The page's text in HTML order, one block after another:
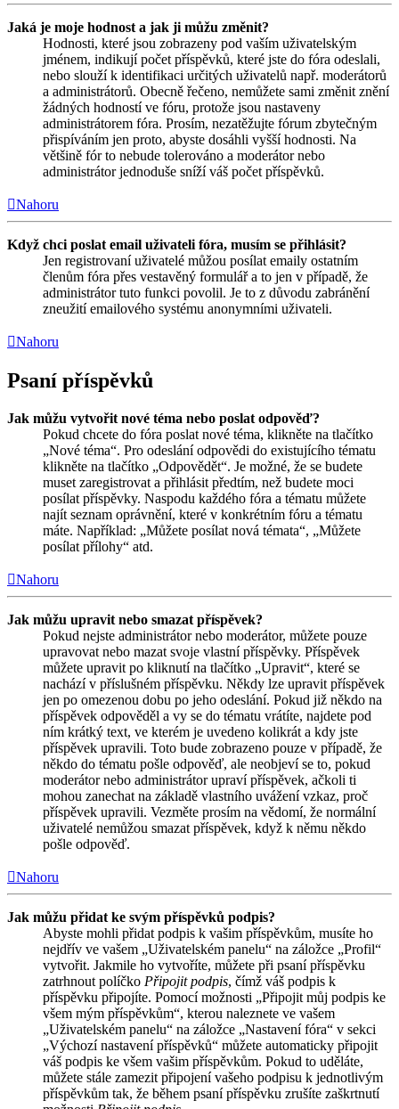
Jaká je moje hodnost a jak ji můžu změnit?
Hodnosti, které jsou zobrazeny pod vaším uživatelským
jménem, indikují počet příspěvků, které jste do fóra odeslali,
nebo slouží k identifikaci určitých uživatelů např. moderátorů
a administrátorů. Obecně řečeno, nemůžete sami změnit znění
žádných hodností ve fóru, protože jsou nastaveny
administrátorem fóra. Prosím, nezatěžujte fórum zbytečným
přispíváním jen proto, abyste dosáhli vyšší hodnosti. Na
většině fór to nebude tolerováno a moderátor nebo
administrátor jednoduše sníží váš počet příspěvků.
Nahoru
Když chci poslat email uživateli fóra, musím se přihlásit?
Jen registrovaní uživatelé můžou posílat emaily ostatním
členům fóra přes vestavěný formulář a to jen v případě, že
administrátor tuto funkci povolil. Je to z důvodu zabránění
zneužití emailového systému anonymními uživateli.
Nahoru
Psaní příspěvků
Jak můžu vytvořit nové téma nebo poslat odpověď?
Pokud chcete do fóra poslat nové téma, klikněte na tlačítko
„Nové téma“. Pro odeslání odpovědi do existujícího tématu
klikněte na tlačítko „Odpovědět“. Je možné, že se budete
muset zaregistrovat a přihlásit předtím, než budete moci
posílat příspěvky. Naspodu každého fóra a tématu můžete
najít seznam oprávnění, které v konkrétním fóru a tématu
máte. Například: „Můžete posílat nová témata“, „Můžete
posílat přílohy“ atd.
Nahoru
Jak můžu upravit nebo smazat příspěvek?
Pokud nejste administrátor nebo moderátor, můžete pouze
upravovat nebo mazat svoje vlastní příspěvky. Příspěvek
můžete upravit po kliknutí na tlačítko „Upravit“, které se
nachází v příslušném příspěvku. Někdy lze upravit příspěvek
jen po omezenou dobu po jeho odeslání. Pokud již někdo na
příspěvek odpověděl a vy se do tématu vrátíte, najdete pod
ním krátký text, ve kterém je uvedeno kolikrát a kdy jste
příspěvek upravili. Toto bude zobrazeno pouze v případě, že
někdo do tématu pošle odpověď, ale neobjeví se to, pokud
moderátor nebo administrátor upraví příspěvek, ačkoli ti
mohou zanechat na základě vlastního uvážení vzkaz, proč
příspěvek upravili. Vezměte prosím na vědomí, že normální
uživatelé nemůžou smazat příspěvek, když k němu někdo
pošle odpověď.
Nahoru
Jak můžu přidat ke svým příspěvků podpis?
Abyste mohli přidat podpis k vašim příspěvkům, musíte ho
nejdřív ve vašem „Uživatelském panelu“ na záložce „Profil“
vytvořit. Jakmile ho vytvoříte, můžete při psaní příspěvku
zatrhnout políčko Připojit podpis, čímž váš podpis k
příspěvku připojíte. Pomocí možnosti „Připojit můj podpis ke
všem mým příspěvkům“, kterou naleznete ve vašem
„Uživatelském panelu“ na záložce „Nastavení fóra“ v sekci
„Výchozí nastavení příspěvků“ můžete automaticky připojit
váš podpis ke všem vašim příspěvkům. Pokud to uděláte,
můžete stále zamezit připojení vašeho podpisu k jednotlivým
příspěvkům tak, že během psaní příspěvku zrušíte zaškrtnutí